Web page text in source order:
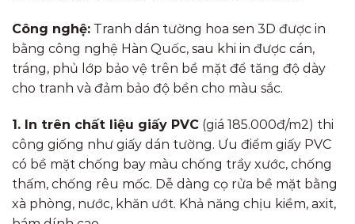
Công nghệ: Tranh dán tường hoa sen 3D được in
bằng công nghệ Hàn Quốc, sau khi in được cán,
tráng, phủ lớp bảo vệ trên bề mặt để tăng độ dày
cho tranh và đảm bảo độ bền cho màu sắc.
1. In trên chất liệu giấy PVC (giá 185.000đ/m2) thi
công giống như giấy dán tường. Ưu điểm giấy PVC
có bề mặt chống bay màu chống trầy xước, chống
thấm, chống rêu mốc. Dễ dàng cọ rửa bề mặt bằng
xà phòng, nước, khăn ướt. Khả năng chịu kiềm, axit,